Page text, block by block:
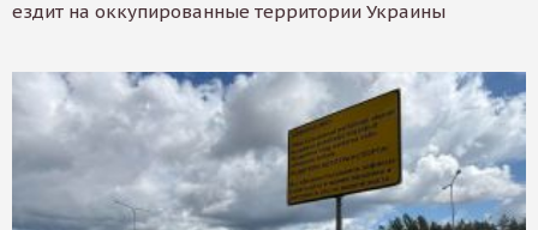
ездит на оккупированные территории Украины